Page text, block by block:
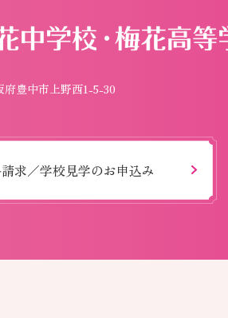
府豊中市上野西1-5-30
求／学校見学のお申込み